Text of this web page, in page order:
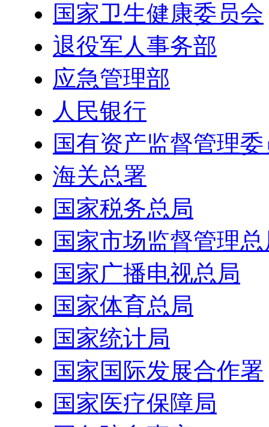
国家卫生健康委员会
退役军人事务部
应急管理部
人民银行
国有资产监督管理
海关总署
国家税务总局
国家市场监督管理
国家广播电视总局
国家体育总局
国家统计局
国家国际发展合作署
国家医疗保障局